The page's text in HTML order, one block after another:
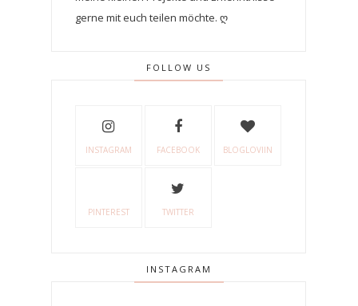
gerne mit euch teilen möchte. ღ
FOLLOW US
INSTAGRAM FACEBOOK BLOGLOVIIN
PINTEREST TWITTER
INSTAGRAM